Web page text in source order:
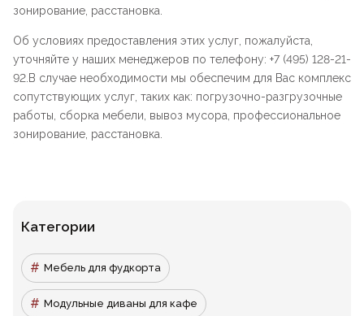
зонирование, расстановка.
Об условиях предоставления этих услуг, пожалуйста,
уточняйте у наших менеджеров по телефону: +7 (495) 128-21-
92.В случае необходимости мы обеспечим для Вас комплекс
сопутствующих услуг, таких как: погрузочно-разгрузочные
работы, сборка мебели, вывоз мусора, профессиональное
зонирование, расстановка.
Категории
Мебель для фудкорта
Модульные диваны для кафе